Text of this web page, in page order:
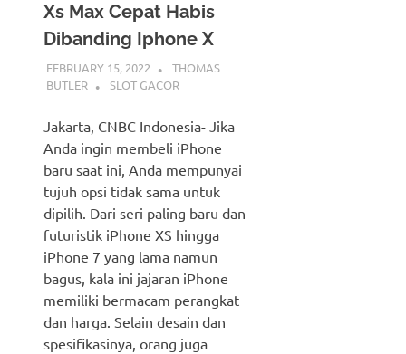
Xs Max Cepat Habis
Dibanding Iphone X
FEBRUARY 15, 2022
THOMAS
BUTLER
SLOT GACOR
Jakarta, CNBC Indonesia- Jika
Anda ingin membeli iPhone
baru saat ini, Anda mempunyai
tujuh opsi tidak sama untuk
dipilih. Dari seri paling baru dan
futuristik iPhone XS hingga
iPhone 7 yang lama namun
bagus, kala ini jajaran iPhone
memiliki bermacam perangkat
dan harga. Selain desain dan
spesifikasinya, orang juga